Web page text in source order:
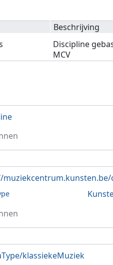
Beschrijving
Discipline
MCV
klassiekeMuziek